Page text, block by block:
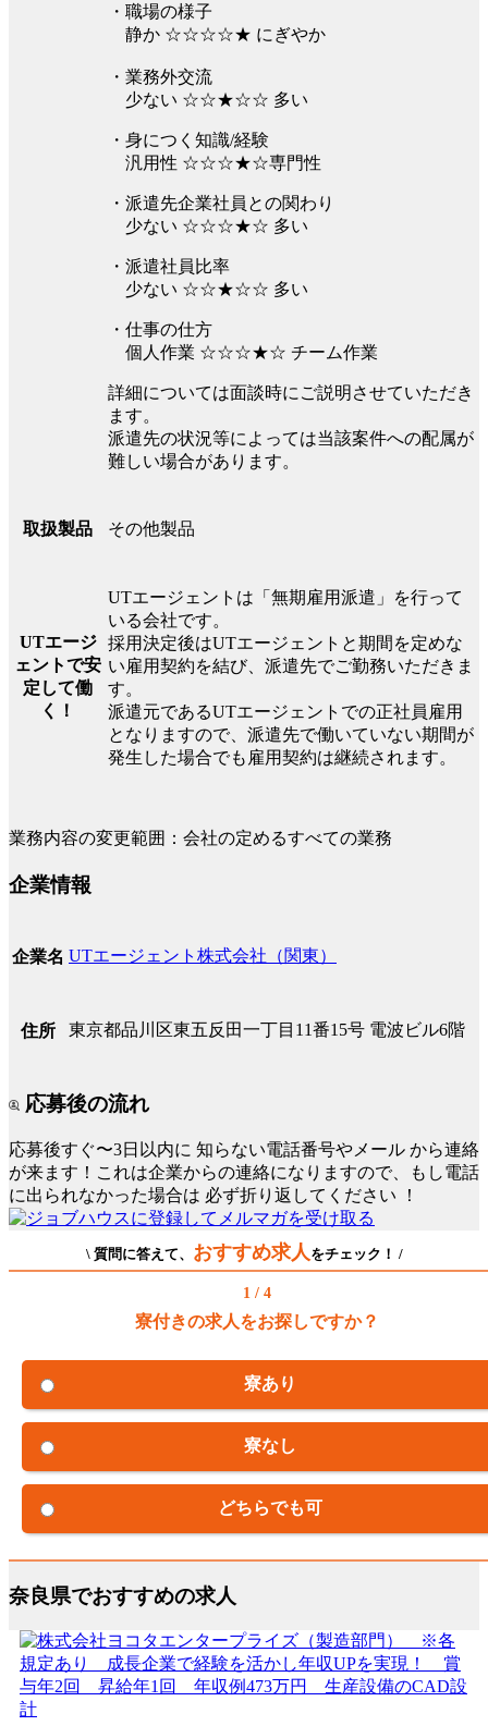
・職場の様子
静か ☆☆☆☆★ にぎやか
・業務外交流
少ない ☆☆★☆☆ 多い
・身につく知識/経験
汎用性 ☆☆☆★☆専門性
・派遣先企業社員との関わり
少ない ☆☆☆★☆ 多い
・派遣社員比率
少ない ☆☆★☆☆ 多い
・仕事の仕方
個人作業 ☆☆☆★☆ チーム作業
詳細については面談時にご説明させていただき
ます。
派遣先の状況等によっては当該案件への配属が
難しい場合があります。
取扱製品 その他製品
UTエージ
ェントで安
定して働
く！
UTエージェントは「無期雇用派遣」を行って
いる会社です。
採用決定後はUTエージェントと期間を定めな
い雇用契約を結び、派遣先でご勤務いただきま
す。
派遣元であるUTエージェントでの正社員雇用
となりますので、派遣先で働いていない期間が
発生した場合でも雇用契約は継続されます。
業務内容の変更範囲：会社の定めるすべての業務
企業情報
企業名 UTエージェント株式会社（関東）
住所 東京都品川区東五反田一丁目11番15号 電波ビル6階
応募後の流れ
応募後すぐ〜3日以内に 知らない電話番号やメール から連絡
が来ます！これは企業からの連絡になりますので、もし電話
に出られなかった場合は 必ず折り返してください ！
\ 質問に答えて、 おすすめ求人 をチェック！ /
1 / 4
寮付きの求人をお探しですか？
寮あり
寮なし
どちらでも可
奈良県でおすすめの求人